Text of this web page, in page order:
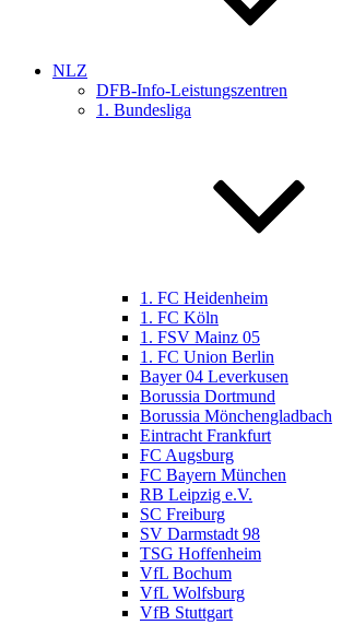
NLZ
DFB-Info-Leistungszentren
1. Bundesliga
1. FC Heidenheim
1. FC Köln
1. FSV Mainz 05
1. FC Union Berlin
Bayer 04 Leverkusen
Borussia Dortmund
Borussia Mönchengladbach
Eintracht Frankfurt
FC Augsburg
FC Bayern München
RB Leipzig e.V.
SC Freiburg
SV Darmstadt 98
TSG Hoffenheim
VfL Bochum
VfL Wolfsburg
VfB Stuttgart